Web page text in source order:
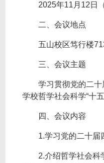
2025年11月12日
二、会议地点
五山校区笃行楼
三、会议主题
学习贯彻党的二十
学校哲学社会科学“十五
四、会议内容
1.学习党的二十届
2.介绍哲学社会科